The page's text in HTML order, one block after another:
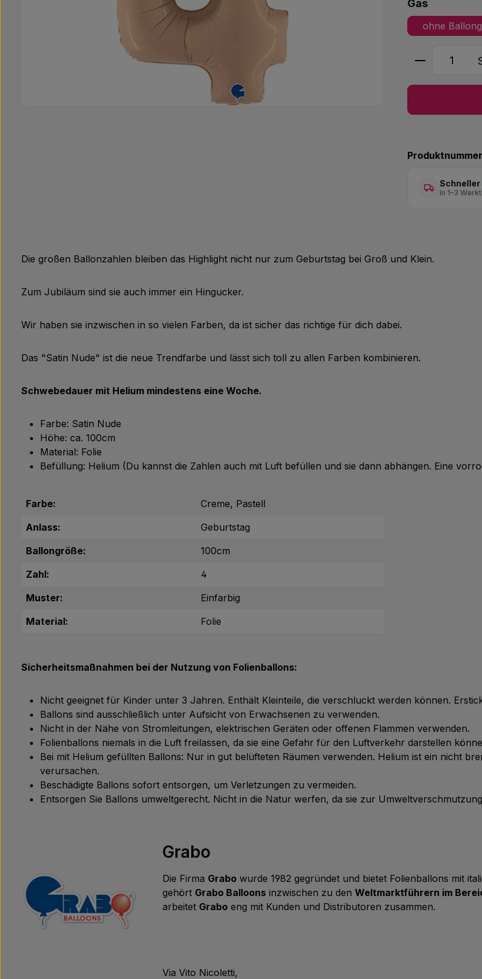
Gasauswählen
ohne
Produkt
Schneller
In 1–3
Die großen Ballonzahlen bleiben das Highlight nicht nur zum Geburtstag bei Groß und Klein.
Zum Jubiläum sind sie auch immer ein Hingucker.
Wir haben sie inzwischen in so vielen Farben, da ist sicher das richtige für dich dabei.
Das "Satin Nude" ist die neue Trendfarbe und lässt sich toll zu allen Farben kombinieren.
Schwebedauer mit Helium mindestens eine Woche.
Farbe: Satin Nude
Höhe: ca. 100cm
Material: Folie
Befüllung: Helium (Du kannst die Zahlen auch mit Luft befüllen und sie dann abhängen. Eine
Farbe:
Creme, Pastell
Anlass:
Geburtstag
Ballongröße:
100cm
Zahl:
4
Muster:
Einfarbig
Material:
Folie
Sicherheitsmaßnahmen bei der Nutzung von Folienballons:
Nicht geeignet für Kinder unter 3 Jahren. Enthält Kleinteile, die verschluckt werden können.
Ballons sind ausschließlich unter Aufsicht von Erwachsenen zu verwenden.
Nicht in der Nähe von Stromleitungen, elektrischen Geräten oder offenen Flammen verwenden.
Folienballons niemals in die Luft freilassen, da sie eine Gefahr für den Luftverkehr darstellen
Bei mit Helium gefüllten Ballons: Nur in gut belüfteten Räumen verwenden. Helium ist ein nicht
verursachen.
Beschädigte Ballons sofort entsorgen, um Verletzungen zu vermeiden.
Entsorgen Sie Ballons umweltgerecht. Nicht in die Natur werfen, da sie zur
Grabo
Die Firma Grabo wurde 1982 gegründet und bietet Folienballons mit
gehört Grabo Balloons inzwischen zu den Weltmarktführern im
arbeitet Grabo eng mit Kunden und Distributoren zusammen.
Via Vito Nicoletti,